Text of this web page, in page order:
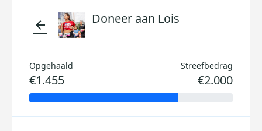
arrow_back Doneer aan Lois
Opgehaald
€1.455
Streefbedrag
€2.000